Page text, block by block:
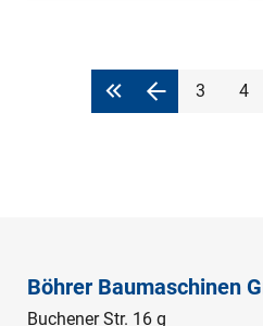
3 4
Böhrer Baumaschinen
Buchener Str. 16 g